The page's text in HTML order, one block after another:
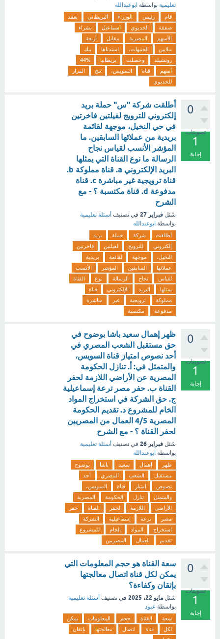
تعليمية بواسطة ابوعبدالله
قام رئيس الوزراء البريطاني
بعقد
صفقة
الخديوي اسماعيل
بشراء
الأسهم
المصرية مقابل
أربعة
ملايين
الجنيهات، استدناها
بنك
روتشيلد
وحصلت بريطانيا
44%
أسهم
قناة السويس، نتج
القرار
للخديوي
0
تصويتات
1
إجابة
أطلقت شركة "س" حملة بريد
إلكتروني للترويج لفيلتين فاخرتين
في حي النخيل، موجهة لقائمة
بريدية من عملائها السابقين. ما
المؤشر الأنسب لقياس نجاح
الرسالة ما نوع القناة التي يمثلها
البريد الإلكتروني a. قناة مملوكة b.
قناة ترويجية غير مباشرة c. قناة
مدفوعة d. قناة مكتسبة ؟ - مع
الشرح
سُئل فبراير 27 في تصنيف أسئلة تعليمية
بواسطة ابوعبدالله
أطلقت شركة حملة
بريد
إلكتروني
للترويج لفيلتين
فاخرتين
النخيل،
موجهة لقائمة
بريدية
عملائها
السابقين المؤشر
الأنسب
لقياس
نجاح الرسالة نوع
القناة
يمثلها
البريد الإلكتروني
قناة
مملوكة
ترويجية غير
مباشرة
مدفوعة
مكتسبة
0
تصويتات
1
إجابة
ظهر إهمال سعيد باشا بوضوح في
حق مستقبل الشعب المصري في
أحد نصوص امتياز قناة السويس،
والمتمثل في: أ. تنازل الحكومة
المصرية عن الأراضي اللازمة لحفر
القناة ب. حفر مصر ترعة إسماعيلية
ج. حق الشركة في استخراج المواد
الخام للمشروع د. تقديم الحكومة
المصرية 4/5 العمال من المصريين
لحفر القناة ؟ - مع الشرح
سُئل فبراير 26 في تصنيف أسئلة تعليمية
بواسطة ابوعبدالله
ظهر إهمال سعيد باشا
بوضوح
مستقبل
الشعب المصري
أحد
نصوص
امتياز قناة
السويس،
والمتمثل
تنازل الحكومة
المصرية
الأراضي
اللازمة لحفر القناة
حفر
مصر
ترعة إسماعيلية
الشركة
استخراج
المواد الخام
للمشروع
تقديم
العمال المصريين
0
تصويتات
1
إجابة
سعة القناة هو حجم المعلومات التي
يمكن لكل قناة اتصال معالجتها
بإتقان وكفاءة؟
سُئل مايو 22، 2025 في تصنيف أسئلة تعليمية
بواسطة عبود
سعة القناة حجم المعلومات
يمكن
لكل
قناة اتصال معالجتها
بإتقان